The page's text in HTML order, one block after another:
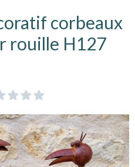
corbeaux
rouille H127
  